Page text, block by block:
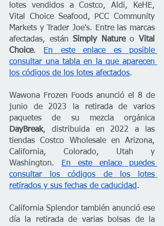
lotes vendidos a Costco, Aldi, KeHE,
Vital Choice Seafood, PCC Community
Markets y Trader Joe's. Entre las marcas
afectadas, están Simply Nature o Vital
Choice. En este enlace es posible
consultar una tabla en la que aparecen
los códigos de los lotes afectados.
Wawona Frozen Foods anunció el 8 de
junio de 2023 la retirada de varios
DayBreak, distribuida en 2022 a las
tiendas Costco Wholesale en Arizona,
California, Colorado, Utah y
Washington.
En este enlace puedes
consultar los códigos de los lotes
retirados y sus fechas de caducidad.
California Splendor también anunció ese
día la retirada de varias bolsas de la